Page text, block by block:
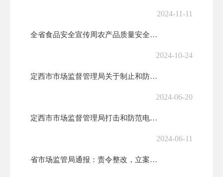
2024-11-11
全省食品安全宣传周农产品质量安全主题日活动举行
2024-10-24
定西市市场监督管理局关于制止和防范非法集资广告的提醒告诫书
2024-06-20
定西市市场监督管理局打击和防范电信网络诈骗倡议书
2024-06-11
省市场监管局通报：责令整改，立案处罚！